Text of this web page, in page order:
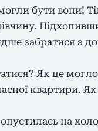
бути вони!
забратися з
Як це
квартири.
на